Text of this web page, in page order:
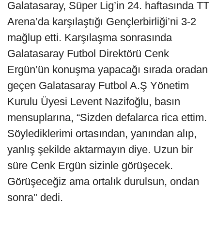
Galatasaray, Süper Lig’in 24. haftasında TT
Arena’da karşılaştığı Gençlerbirliği’ni 3-2
mağlup etti. Karşılaşma sonrasında
Galatasaray Futbol Direktörü Cenk
Ergün’ün konuşma yapacağı sırada oradan
geçen Galatasaray Futbol A.Ş Yönetim
Kurulu Üyesi Levent Nazifoğlu, basın
mensuplarına, “Sizden defalarca rica ettim.
Söylediklerimi ortasından, yanından alıp,
yanlış şekilde aktarmayın diye. Uzun bir
süre Cenk Ergün sizinle görüşecek.
Görüşeceğiz ama ortalık durulsun, ondan
sonra" dedi.